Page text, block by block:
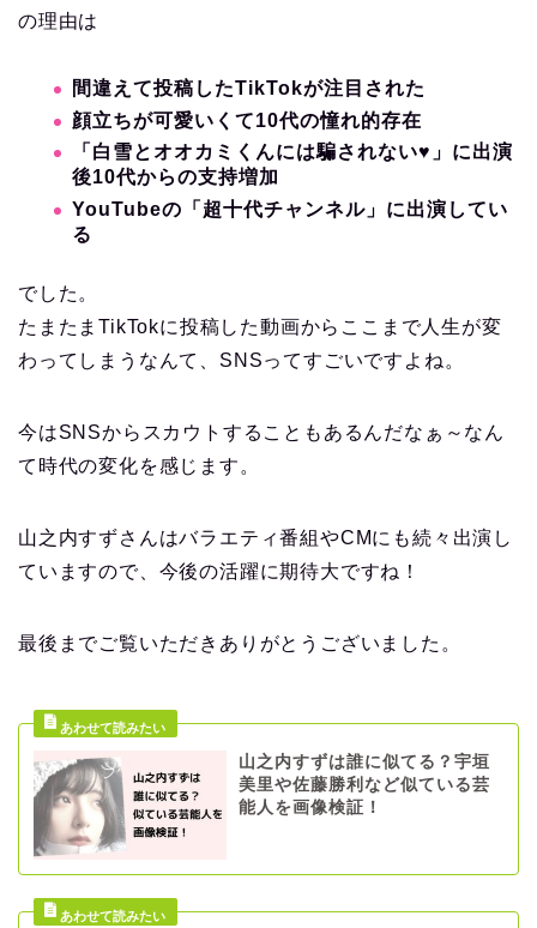
の理由は
間違えて投稿したTikTokが注目された
顔立ちが可愛いくて10代の憧れ的存在
「白雪とオオカミくんには騙されない♥」に出演
後10代からの支持増加
YouTubeの「超十代チャンネル」に出演してい
る
でした。
たまたまTikTokに投稿した動画からここまで人生が変
わってしまうなんて、SNSってすごいですよね。
今はSNSからスカウトすることもあるんだなぁ～なん
て時代の変化を感じます。
山之内すずさんはバラエティ番組やCMにも続々出演し
ていますので、今後の活躍に期待大ですね！
最後までご覧いただきありがとうございました。
山之内すずは誰に似てる？宇垣
美里や佐藤勝利など似ている芸
能人を画像検証！